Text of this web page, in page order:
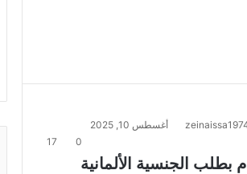
أغسطس 10, 2025
0
17
بطلب الجنسية الألمانية